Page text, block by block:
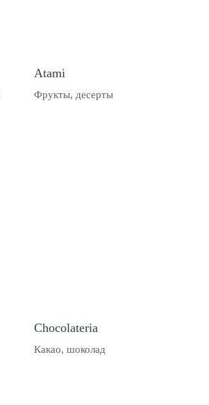
Atami
Фрукты, десерты
Chocolateria
Какао, шоколад